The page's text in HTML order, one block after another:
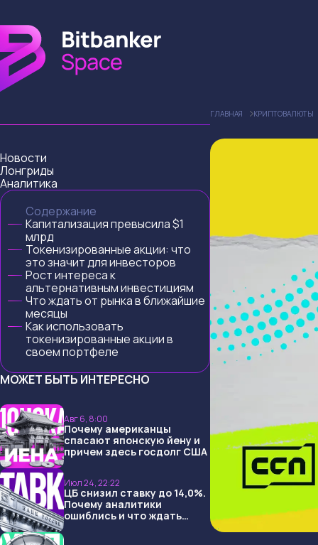
Новости
Лонгриды
Аналитика
Содержание
Капитализация превысила $1
млрд
Токенизированные акции: что
это значит для инвесторов
Рост интереса к
альтернативным инвестициям
Что ждать от рынка в ближайшие
месяцы
Как использовать
токенизированные акции в
своем портфеле
МОЖЕТ БЫТЬ ИНТЕРЕСНО
Авг 6, 8:00
Почему американцы
спасают японскую йену и
причем здесь госдолг США
Июл 24, 22:22
ЦБ снизил ставку до 14,0%.
Почему аналитики
ошиблись и что ждать
ГЛАВНАЯ КРИПТОВАЛЮТЫ